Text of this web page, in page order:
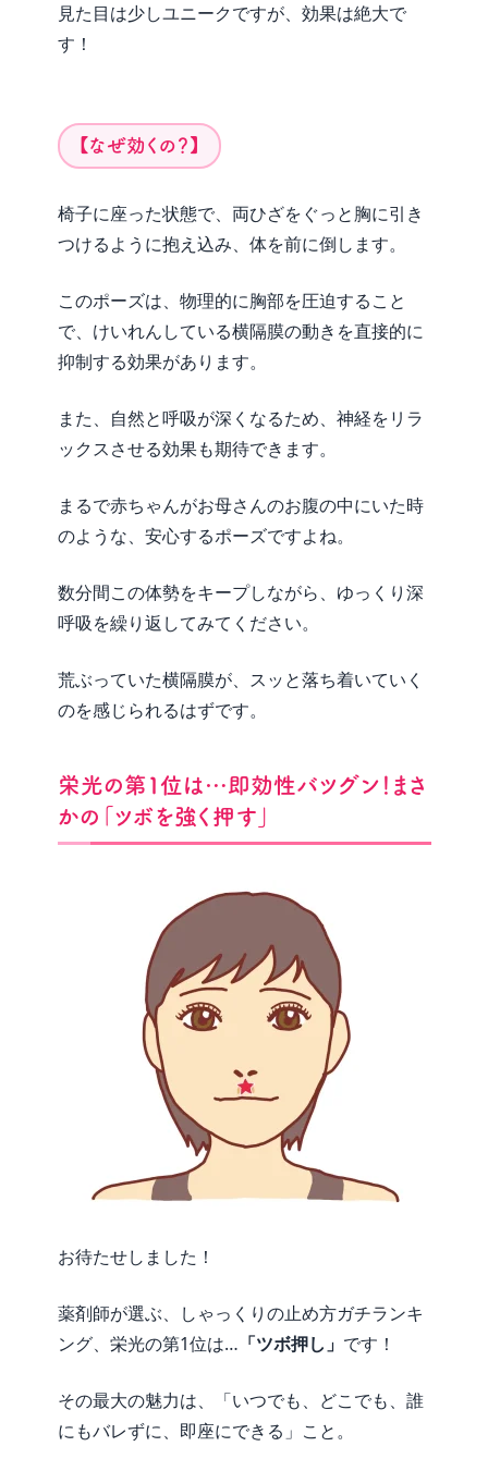
見た目は少しユニークですが、効果は絶大で
す！
【なぜ効くの？】
椅子に座った状態で、両ひざをぐっと胸に引き
つけるように抱え込み、体を前に倒します。
このポーズは、物理的に胸部を圧迫すること
で、けいれんしている横隔膜の動きを直接的に
抑制する効果があります。
また、自然と呼吸が深くなるため、神経をリラ
ックスさせる効果も期待できます。
まるで赤ちゃんがお母さんのお腹の中にいた時
のような、安心するポーズですよね。
数分間この体勢をキープしながら、ゆっくり深
呼吸を繰り返してみてください。
荒ぶっていた横隔膜が、スッと落ち着いていく
のを感じられるはずです。
栄光の第1位は…即効性バツグン！まさ
かの「ツボを強く押す」
お待たせしました！
薬剤師が選ぶ、しゃっくりの止め方ガチランキ
ング、栄光の第1位は… 「ツボ押し」 です！
その最大の魅力は、「いつでも、どこでも、誰
にもバレずに、即座にできる」こと。